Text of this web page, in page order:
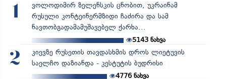
1
ვოლოდიმირ ზელენსკის ცნობით, უკრაინამ
რუსული კონტეინერმზიდი ჩაძირა და სამ
ნავთობგადამამუშავებელ ქარხა...
5143 ნახვა
2
კიევზე რუსეთის თავდასხმის დროს ლიეტუვის
საელჩო დაზიანდა - კესტუტის ბუდრისი
4776ნახვა